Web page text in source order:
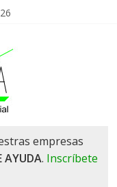
empresas
AYUDA. Inscríbete